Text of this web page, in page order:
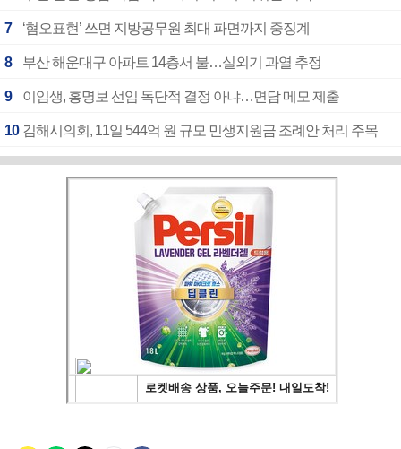
7 ‘혐오표현’ 쓰면 지방공무원 최대 파면까지 중징계
8 부산 해운대구 아파트 14층서 불…실외기 과열 추정
9 이임생, 홍명보 선임 독단적 결정 아냐…면담 메모 제출
10 김해시의회, 11일 544억 원 규모 민생지원금 조례안 처리 주목